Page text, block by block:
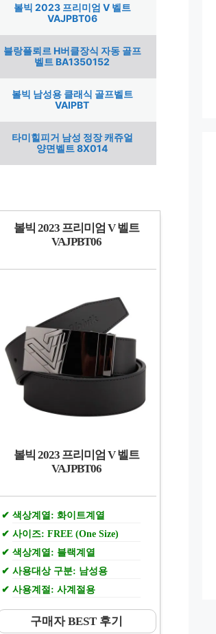
볼빅 2023 프리미엄 V 벨트
VAJPBT06
블랑플뢰르 H버클장식 자동 골프
벨트 BA1350152
볼빅 남성용 클래식 골프벨트
VAIPBT
타미힐피거 남성 정장 캐쥬얼
양면벨트 8X014
볼빅 2023 프리미엄 V 벨트
VAJPBT06
볼빅 2023 프리미엄 V 벨트
VAJPBT06
색상계열: 화이트계열
사이즈: FREE (One Size)
색상계열: 블랙계열
사용대상 구분: 남성용
사용계절: 사계절용
구매자 BEST 후기